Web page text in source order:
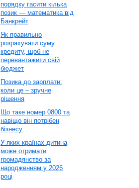
порядку гасити кілька
позик — математика від
Банкрейт
Як правильно
розрахувати суму
кредиту, щоб не
перевантажити свій
бюджет
Позика до зарплати:
коли це – зручне
рішення
Що таке номер 0800 та
навіщо він потрібен
бізнесу
У яких країнах дитина
може отримати
громадянство за
народженням у 2026
році